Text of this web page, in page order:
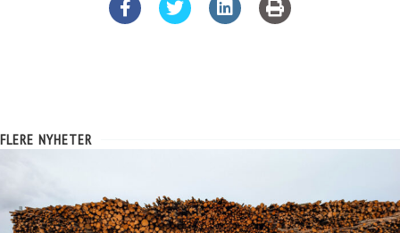
FLERE NYHETER